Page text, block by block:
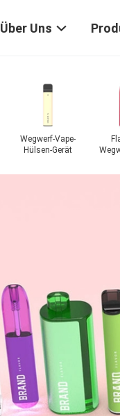
Über Uns
Wegwerf-Vape-
Hülsen-Gerät